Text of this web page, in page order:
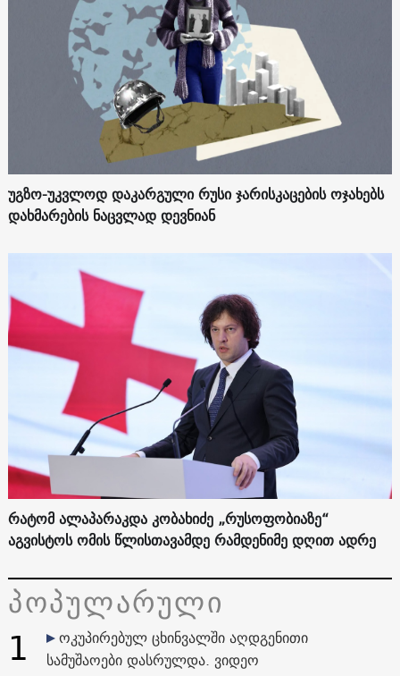
უგზო-უკვლოდ დაკარგული რუსი ჯარისკაცების ოჯახებს
დახმარების ნაცვლად დევნიან
რატომ ალაპარაკდა კობახიძე „რუსოფობიაზე“
აგვისტოს ომის წლისთავამდე რამდენიმე დღით ადრე
პოპულარული
1
ოკუპირებულ ცხინვალში აღდგენითი
სამუშაოები დასრულდა. ვიდეო